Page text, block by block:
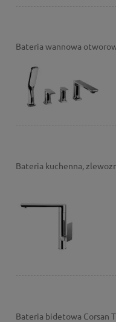
Bateria wannowa
Bateria kuchenna,
Bateria bidetowa Corsan